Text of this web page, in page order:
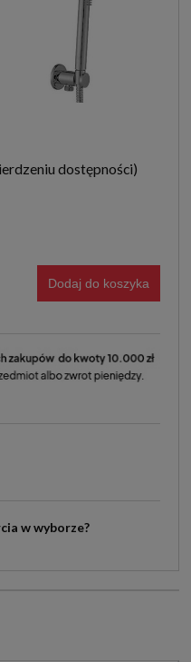
Dodaj do koszyka
w wyborze?